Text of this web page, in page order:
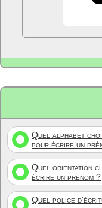
Quel alphabet
pour écrire un
Quel orientation
écrire un prénom ?
Quel police